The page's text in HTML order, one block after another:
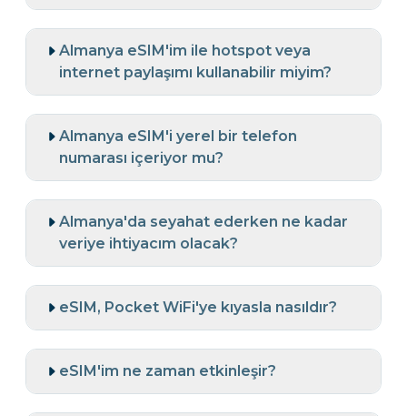
Almanya eSIM'im ile hotspot veya
internet paylaşımı kullanabilir miyim?
Almanya eSIM'i yerel bir telefon
numarası içeriyor mu?
Almanya'da seyahat ederken ne kadar
veriye ihtiyacım olacak?
eSIM, Pocket WiFi'ye kıyasla nasıldır?
eSIM'im ne zaman etkinleşir?